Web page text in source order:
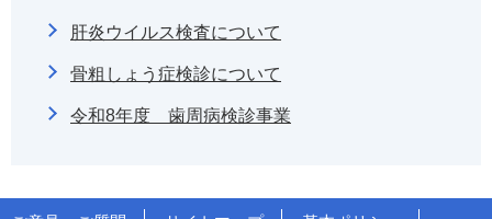
肝炎ウイルス検査について
骨粗しょう症検診について
令和8年度 歯周病検診事業